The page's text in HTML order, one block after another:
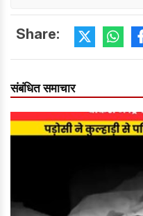
Share:
संबंधित समाचार